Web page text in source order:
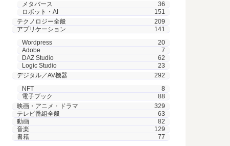
メタバース
36
ロボット・AI
151
テクノロジー全般
209
アプリケーション
141
Wordpress
20
Adobe
7
DAZ Studio
62
Logic Studio
23
デジタル／AV機器
292
NFT
8
電子ブック
88
映画・アニメ・ドラマ
329
テレビ番組全般
63
動画
82
音楽
129
書籍
77